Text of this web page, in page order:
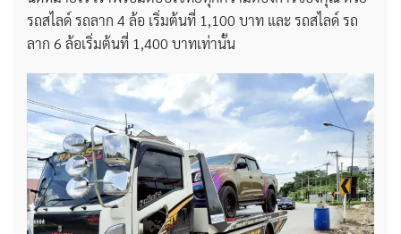
รถสไลด์ รถลาก 4 ล้อ เริ่มต้นที่ 1,100 บาท และ รถสไลด์ รถ
ลาก 6 ล้อเริ่มต้นที่ 1,400 บาทเท่านั้น